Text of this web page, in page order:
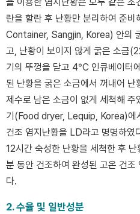
란을 할란 후 난황만 분리하여 준
Container, Sangjin, Korea) 안의
고, 난황이 보이지 않게 굵은 소금
기의 뚜껑을 닫고 4°C 인큐베이터
된 난황을 굵은 소금에서 꺼내어 난
제수로 남은 소금이 없게 세척해
기(Food dryer, Lequip, Korea)에
건조 염지난황을 LD라고 명명하였
12시간 숙성한 난황을 세척한 후
분 동안 건조하여 완성된 고온 건
다.
2. 수율 및 일반성분